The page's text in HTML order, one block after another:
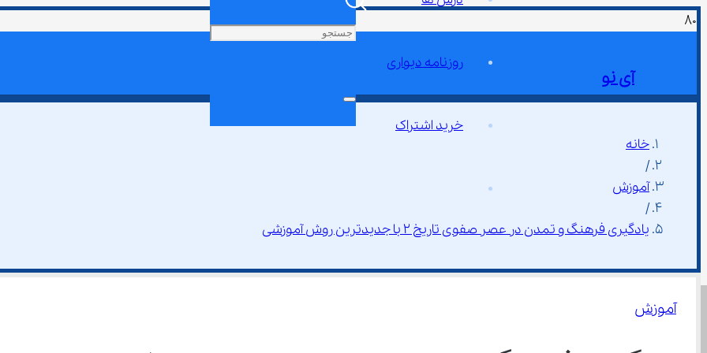
آی نو
روزنامه دیواری
خرید اشتراک
خانه
/
آموزش
/
یادگیری فرهنگ و تمدن در عصر صفوی تاریخ ۲ با جدیدترین روش آموزشی
آموزش